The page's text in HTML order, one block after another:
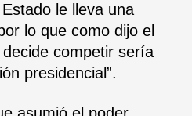
le lleva una
lo que como dijo el
competir sería
presidencial”.